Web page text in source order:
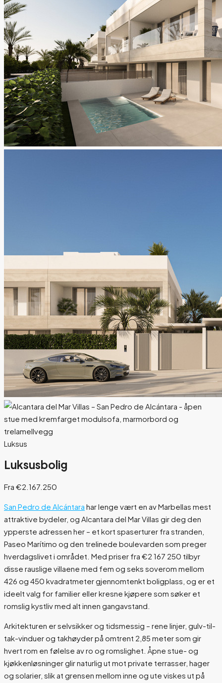
Luksus
Luksusbolig
Fra €2.167.250
San Pedro de Alcántara har lenge vært en av Marbellas mest
attraktive bydeler, og Alcantara del Mar Villas gir deg den
ypperste adressen her – et kort spaserturer fra stranden,
Paseo Marítimo og den trelinede boulevarden som preger
hverdagslivet i området. Med priser fra €2 167 250 tilbyr
disse rauslige villaene med fem og seks soverom mellom
426 og 450 kvadratmeter gjennomtenkt boligplass, og er et
ideelt valg for familier eller kresne kjøpere som søker et
romslig kystliv med alt innen gangavstand.
Arkitekturen er selvsikker og tidsmessig – rene linjer, gulv-til-
tak-vinduer og takhøyder på omtrent 2,85 meter som gir
hvert rom en følelse av ro og romslighet. Åpne stue- og
kjøkkenløsninger glir naturlig ut mot private terrasser, hager
og solarier, slik at grensen mellom inne og ute viskes ut på